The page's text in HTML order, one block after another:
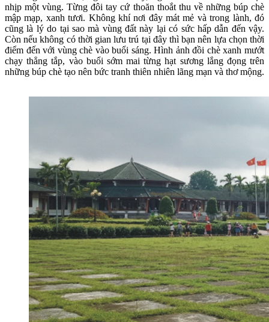
nhịp một vùng. Từng đôi tay cứ thoăn thoắt thu về những búp chè
mập mạp, xanh tươi. Không khí nơi đây mát mẻ và trong lành, đó
cũng là lý do tại sao mà vùng đất này lại có sức hấp dẫn đến vậy.
Còn nếu không có thời gian lưu trú tại đây thì bạn nên lựa chọn thời
điểm đến với vùng chè vào buổi sáng. Hình ảnh đồi chè xanh mướt
chạy thẳng tắp, vào buổi sớm mai từng hạt sương lắng đọng trên
những búp chè tạo nên bức tranh thiên nhiên lãng mạn và thơ mộng.